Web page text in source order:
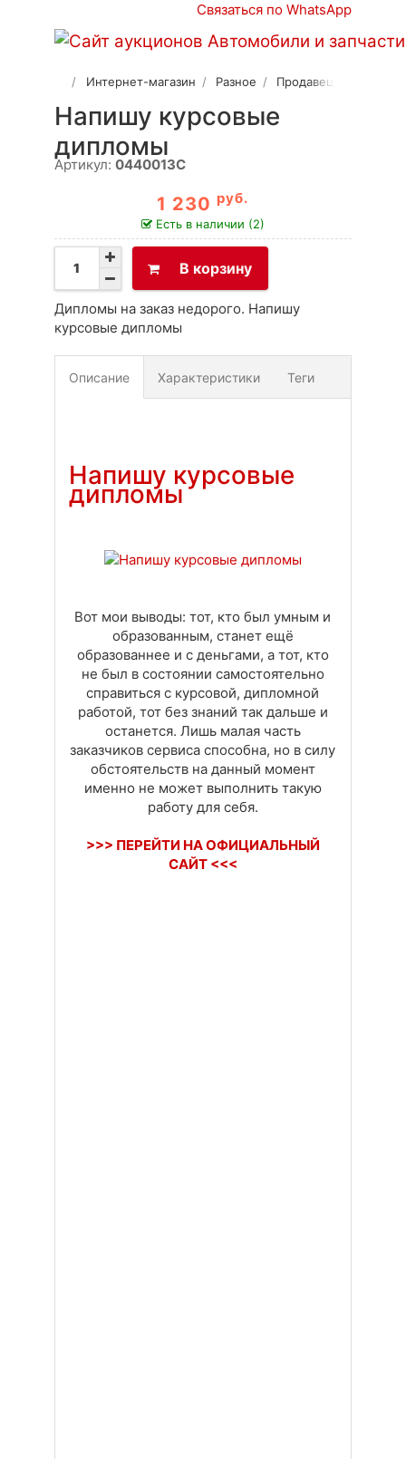
Связаться по WhatsApp
Интернет-магазин Разное Продавец 2
Напишу курсовые
дипломы
Артикул: 0440013C
1 230 руб.
Есть в наличии (2)
В корзину
Дипломы на заказ недорого. Напишу
курсовые дипломы
Описание Характеристики Теги
Напишу курсовые
дипломы
Вот мои выводы: тот, кто был умным и
образованным, станет ещё
образованнее и с деньгами, а тот, кто
не был в состоянии самостоятельно
справиться с курсовой, дипломной
работой, тот без знаний так дальше и
останется. Лишь малая часть
заказчиков сервиса способна, но в силу
обстоятельств на данный момент
именно не может выполнить такую
работу для себя.
>>> ПЕРЕЙТИ НА ОФИЦИАЛЬНЫЙ
САЙТ <<<